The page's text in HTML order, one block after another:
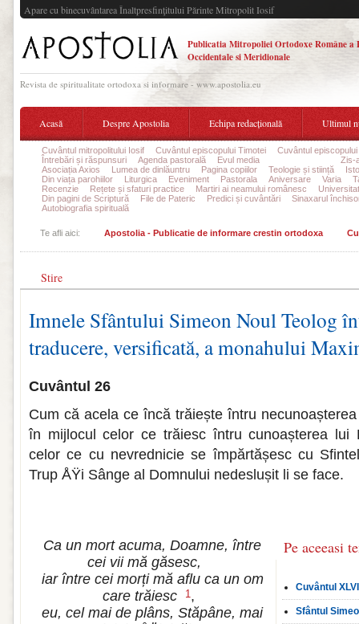
Apare cu binecuvântarea Înaltpresfinţitului Părinte Mitropolit Iosif
Publicatia Mitropoliei Ortodoxe Române a
Occidentale si Meridionale
Revista de spiritualitate ortodoxa si informare - www.apostolia.eu
Acasă Despre Apostolia Echipa redacțională Ultimul
Cuvântul mitropolitului Iosif Cuvântul episcopului Timotei
Cuvântul episcopului
Întrebări și răspunsuri
Agenda pastorală Evul media
Zis-
Asociația Axios
Lumea de dinlăuntru Pagina copiilor Teologie și stiință
Din viața parohiilor
Liturgica Eveniment Pastorala Aniversare Varia
Recenzie
Rețete și sfaturi practice Martiri ai neamului românesc
Din pagini de Scriptură
File de Pateric Predici și cuvântări
Sinaxarul
Autobiografia spirituală
Te afli aici: Apostolia - Publicatie de informare crestin ortodoxa
Stire
Imnele Sfântului Simeon Noul Teolog
traducere, versificată, a monahului
Cuvântul 26
Cum că acela ce încă trăiește întru
în mijlocul celor ce trăiesc întru cunoașterea lui
celor ce cu nevrednicie se împărtășesc cu
Trup ÅŸi Sânge al Domnului nedeslușit li se face.
Pe aceeasi
Cuvântul
Sfântul
Ca un mort acuma, Doamne, între
cei vii mă găsesc,
iar între cei morți mă aflu ca un om
care trăiesc
1,
eu, cel mai de plâns, Stăpâne, mai